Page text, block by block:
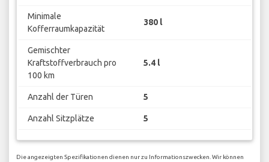
Minimale
Kofferraumkapazität
380 l
Gemischter
Kraftstoffverbrauch pro
100 km
5.4 l
Anzahl der Türen 5
Anzahl Sitzplätze 5
Die angezeigten Spezifikationen dienen nur zu Informationszwecken. Wir können